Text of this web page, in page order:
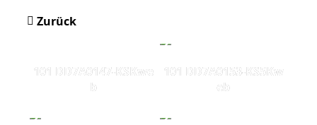
Zurück
101 DD7A0147-KSKwe
b
101 DD7A0153-KS5Kw
eb